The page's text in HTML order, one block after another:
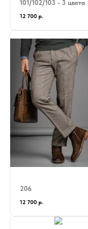
101/102/103 - 3 цвета
12 700 р.
206
12 700 р.